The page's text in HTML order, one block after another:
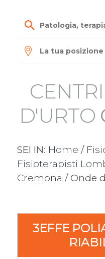
D'URTO
SEI IN: Home /
Fisioterapisti
Cremona / Onde
3EFFE